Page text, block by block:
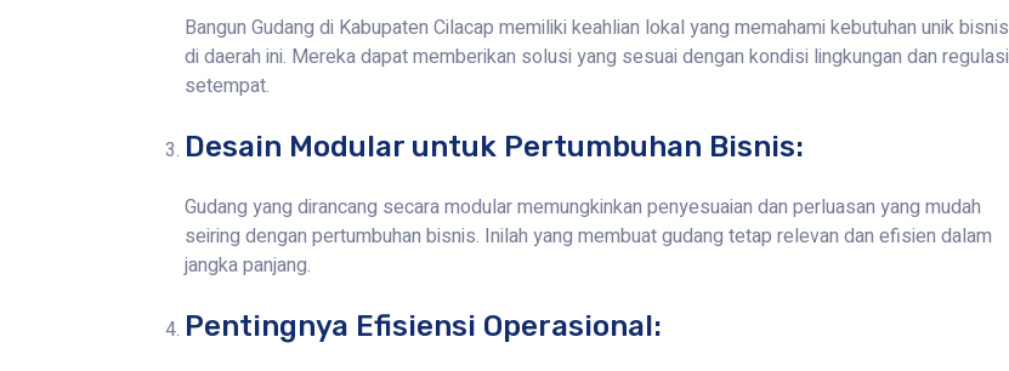
Bangun Gudang di Kabupaten Cilacap memiliki keahlian lokal yang memahami kebutuhan unik bisnis
di daerah ini. Mereka dapat memberikan solusi yang sesuai dengan kondisi lingkungan dan regulasi
setempat.
Desain Modular untuk Pertumbuhan Bisnis:
Gudang yang dirancang secara modular memungkinkan penyesuaian dan perluasan yang mudah
seiring dengan pertumbuhan bisnis. Inilah yang membuat gudang tetap relevan dan efisien dalam
jangka panjang.
Pentingnya Efisiensi Operasional: